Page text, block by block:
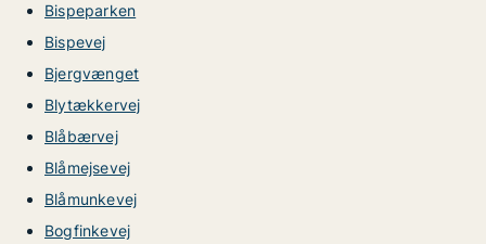
Bispeparken
Bispevej
Bjergvænget
Blytækkervej
Blåbærvej
Blåmejsevej
Blåmunkevej
Bogfinkevej